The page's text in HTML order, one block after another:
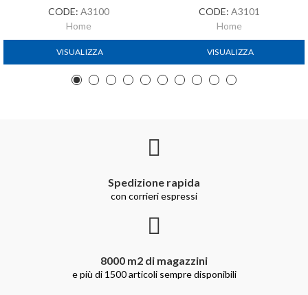
CODE: A3100
Home
VISUALIZZA
CODE: A3101
Home
VISUALIZZA
Spedizione rapida
con corrieri espressi
8000 m2 di magazzini
e più di 1500 articoli sempre disponibili